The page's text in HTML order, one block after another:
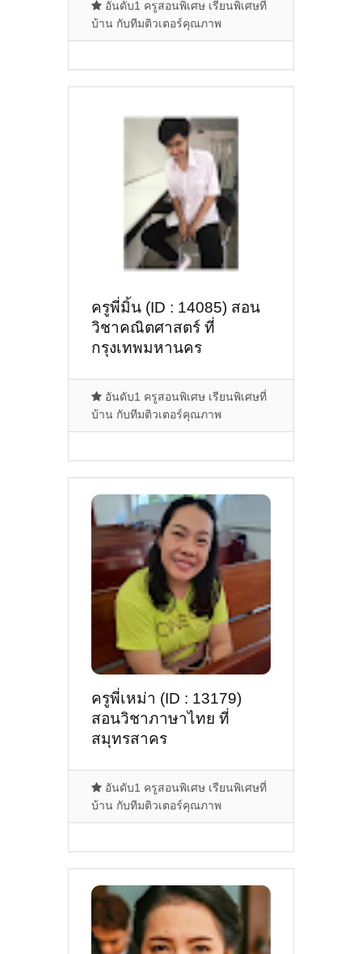
อันดับ1 ครูสอนพิเศษ เรียนพิเศษที่
บ้าน กับทีมติวเตอร์คุณภาพ
ครูพี่มิ้น (ID : 14085) สอน
วิชาคณิตศาสตร์ ที่
กรุงเทพมหานคร
อันดับ1 ครูสอนพิเศษ เรียนพิเศษที่
บ้าน กับทีมติวเตอร์คุณภาพ
ครูพี่เหม่า (ID : 13179)
สอนวิชาภาษาไทย ที่
สมุทรสาคร
อันดับ1 ครูสอนพิเศษ เรียนพิเศษที่
บ้าน กับทีมติวเตอร์คุณภาพ